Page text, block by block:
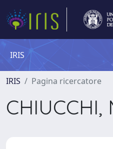
IRIS
IRIS Pagina ricercatore